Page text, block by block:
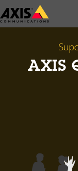
Pular
para
AXIS